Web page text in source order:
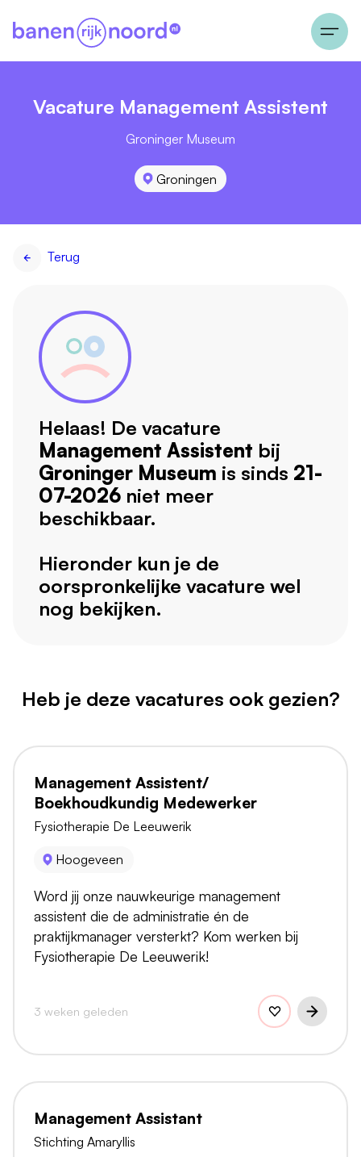
Vacature Management Assistent
Groninger Museum
Groningen
Terug
Helaas! De vacature
Management Assistent bij
Groninger Museum is sinds 21-
07-2026 niet meer
beschikbaar.
Hieronder kun je de
oorspronkelijke vacature wel
nog bekijken.
Heb je deze vacatures ook gezien?
Management Assistent/
Boekhoudkundig Medewerker
Fysiotherapie De Leeuwerik
Hoogeveen
Word jij onze nauwkeurige management
assistent die de administratie én de
praktijkmanager versterkt? Kom werken bij
Fysiotherapie De Leeuwerik!
3 weken geleden
Management Assistant
Stichting Amaryllis